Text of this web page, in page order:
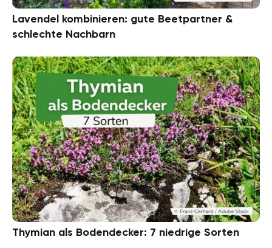
Lavendel kombinieren: gute Beetpartner &
schlechte Nachbarn
Thymian als Bodendecker: 7 niedrige Sorten